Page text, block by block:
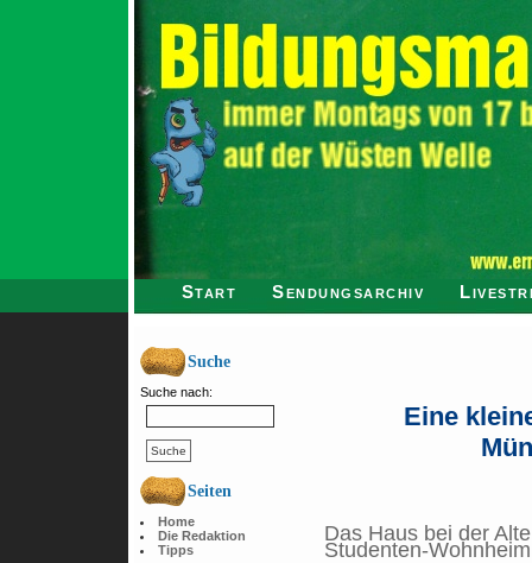
Start Sendungsarchiv
Suche
Suche nach:
Seiten
Home
Die Redaktion
Tipps
Eine
Das Haus bei der
Studenten-Wohnheim